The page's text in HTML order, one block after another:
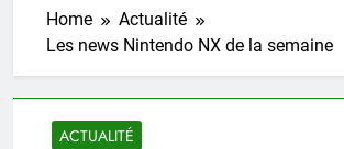
Home
Actualité
Les news Nintendo NX de la semaine
ACTUALITÉ